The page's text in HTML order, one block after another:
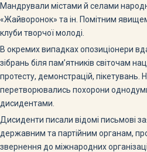
Мандрували містами й селами
«Жайворонок» та ін. Помітним
клуби творчої молоді.
В окремих випадках опозиціонери
зібрань біля пам’ятників світочам
протесту, демонстрацій, пікетувань.
перетворювались похорони
дисидентами.
Дисиденти писали відомі письмові
державним та партійним органам,
звернення до міжнародних